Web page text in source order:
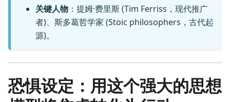
关键人物 ：提姆·费里斯 (Tim Ferriss，现代推广
者)、斯多葛哲学家 (Stoic philosophers，古代起
源)。
恐惧设定：用这个强大的思想